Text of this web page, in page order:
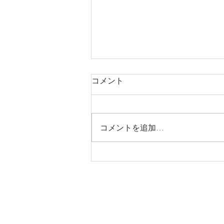
価格改定のお知らせ
コメント
コメントを追加…